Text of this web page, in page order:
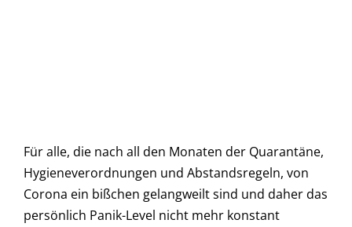
Für alle, die nach all den Monaten der Quarantäne,
Hygieneverordnungen und Abstandsregeln, von
Corona ein bißchen gelangweilt sind und daher das
persönlich Panik-Level nicht mehr konstant